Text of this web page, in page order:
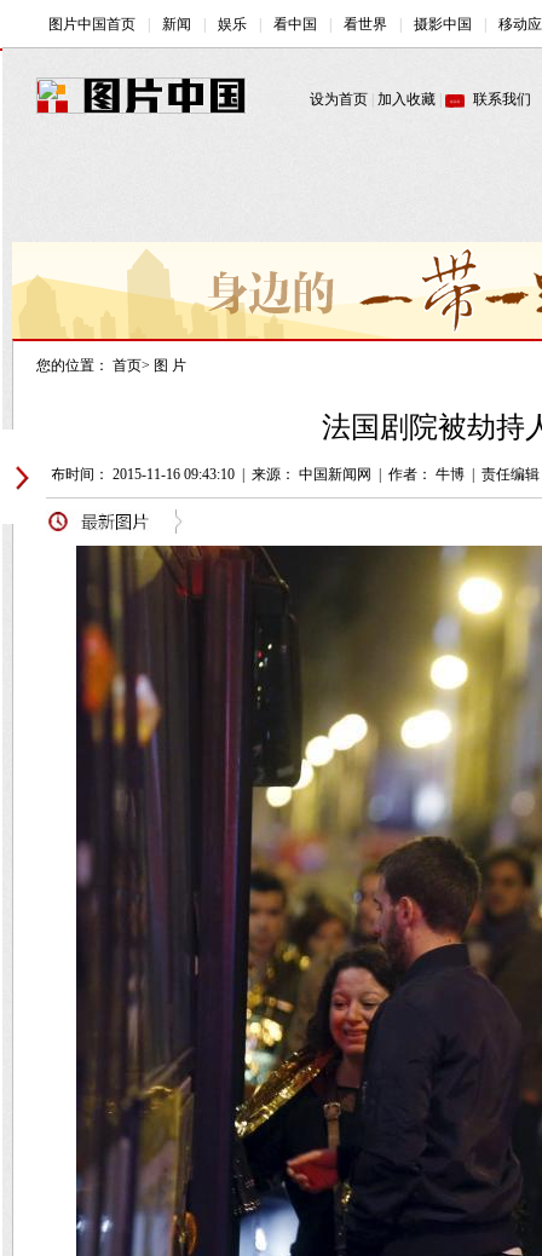
您的位置： 首页> 图 片
法国剧院被劫持
发布时间： 2015-11-16 09:43:10 来源： 中国新闻网 作者： 牛博 责任编